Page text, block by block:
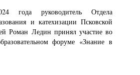
года руководитель Отдела
и катехизации Псковской
Роман Ледин принял участие во
форуме «Знание в